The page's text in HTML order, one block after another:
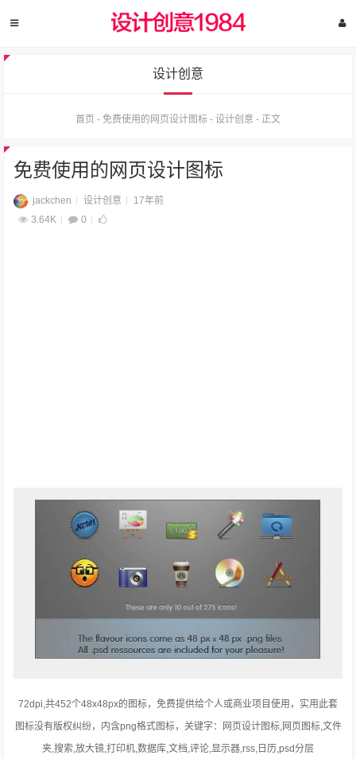
设计创意
首页 - 免费使用的网页设计图标 - 设计创意 - 正文
免费使用的网页设计图标
jackchen 设计创意
17年前
3.64K
0
72dpi,共452个48x48px的图标，免费提供给个人或商业项目使用，实用此套
图标没有版权纠纷，内含png格式图标，关键字：网页设计图标,网页图标,文件
夹,搜索,放大镜,打印机,数据库,文档,评论,显示器,rss,日历,psd分层